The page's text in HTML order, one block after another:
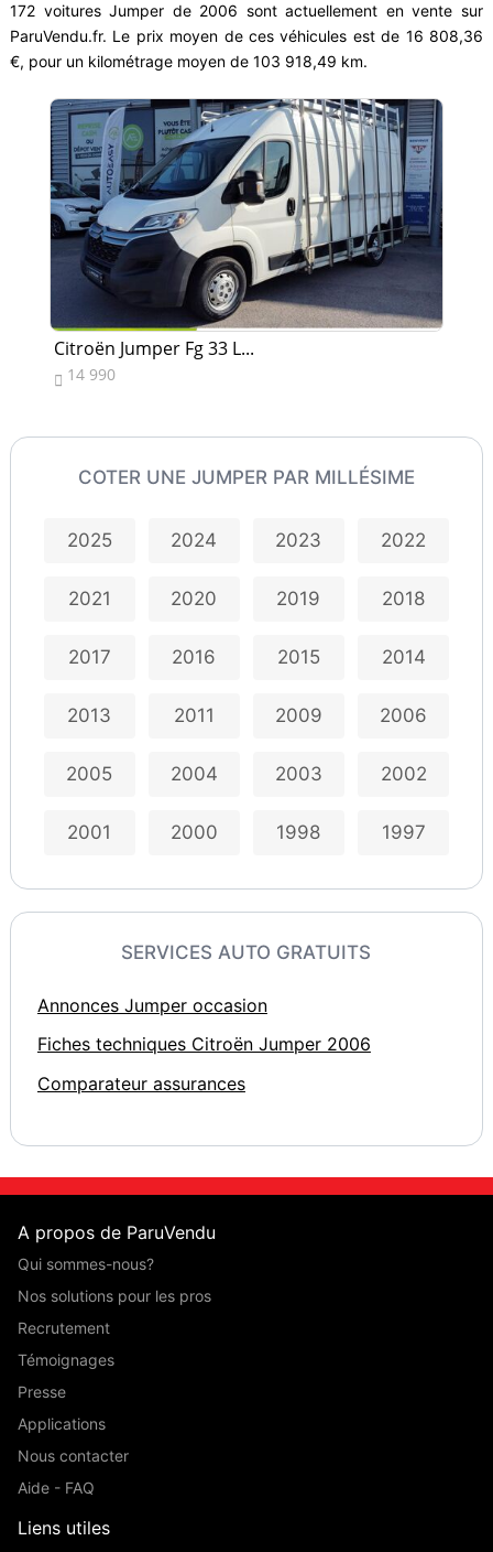
172 voitures Jumper de 2006 sont actuellement en vente sur
ParuVendu.fr. Le prix moyen de ces véhicules est de 16 808,36
€, pour un kilométrage moyen de 103 918,49 km.
Citroën Jumper Fg 33 L...
 14 990
COTER UNE JUMPER PAR MILLÉSIME
2025 2024 2023 2022
2021 2020 2019 2018
2017 2016 2015 2014
2013 2011 2009 2006
2005 2004 2003 2002
2001 2000 1998 1997
SERVICES AUTO GRATUITS
Annonces Jumper occasion
Fiches techniques Citroën Jumper 2006
Comparateur assurances
A propos de ParuVendu
Qui sommes-nous?
Nos solutions pour les pros
Recrutement
Témoignages
Presse
Applications
Nous contacter
Aide - FAQ
Liens utiles